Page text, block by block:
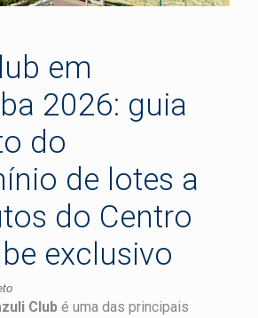
em
2026: guia
do
de lotes a
do Centro
exclusivo
Club é uma das principais